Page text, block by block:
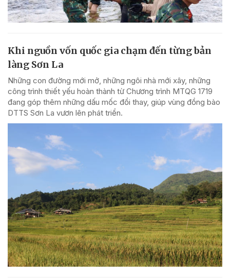
Khi nguồn vốn quốc gia chạm đến từng bản
làng Sơn La
Những con đường mới mở, những ngôi nhà mới xây, những
công trình thiết yếu hoàn thành từ Chương trình MTQG 1719
đang góp thêm những dấu mốc đổi thay, giúp vùng đồng bào
DTTS Sơn La vươn lên phát triển.